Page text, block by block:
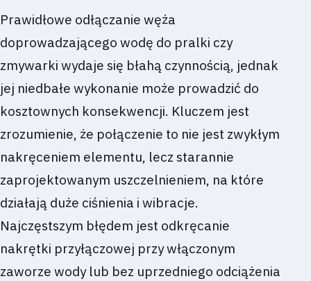
Prawidłowe odłączanie węża
doprowadzającego wodę do pralki czy
zmywarki wydaje się błahą czynnością, jednak
jej niedbałe wykonanie może prowadzić do
kosztownych konsekwencji. Kluczem jest
zrozumienie, że połączenie to nie jest zwykłym
nakręceniem elementu, lecz starannie
zaprojektowanym uszczelnieniem, na które
działają duże ciśnienia i wibracje.
Najczęstszym błędem jest odkręcanie
nakrętki przyłączowej przy włączonym
zaworze wody lub bez uprzedniego odciążenia